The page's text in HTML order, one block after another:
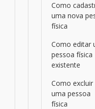
Como
uma nova
física
Como editar
pessoa física
existente
Como excluir
uma pessoa
física